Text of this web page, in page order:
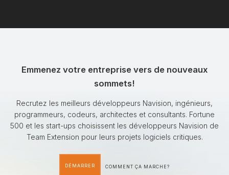
Emmenez votre entreprise vers de nouveaux
sommets!
Recrutez les meilleurs développeurs Navision, ingénieurs,
programmeurs, codeurs, architectes et consultants. Fortune
500 et les start-ups choisissent les développeurs Navision de
Team Extension pour leurs projets logiciels critiques.
DÉMARRER COMMENT ÇA MARCHE?